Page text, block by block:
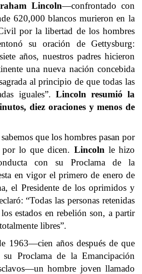
Lincoln—confrontado con
620,000 blancos murieron en la
por la libertad de los hombres
su oración de Gettysburg:
años, nuestros padres hicieron
una nueva nación concebida
al principio de que todas las
iguales”. Lincoln resumió la
diez oraciones y menos de
que los hombres pasan por
lo que dicen. Lincoln le hizo
con su Proclama de la
en vigor el primero de enero de
el Presidente de los oprimidos y
“Todas las personas retenidas
estados en rebelión son, a partir
libres”.
1963—cien años después de que
Proclama de la Emancipación
hombre joven llamado